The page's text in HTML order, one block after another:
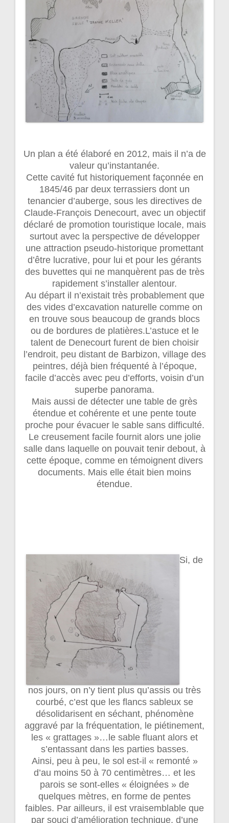
Un plan a été élaboré en 2012, mais il n’a de
valeur qu’instantanée.
Cette cavité fut historiquement façonnée en
1845/46 par deux terrassiers dont un
tenancier d’auberge, sous les directives de
Claude-François Denecourt, avec un objectif
déclaré de promotion touristique locale, mais
surtout avec la perspective de développer
une attraction pseudo-historique promettant
d’être lucrative, pour lui et pour les gérants
des buvettes qui ne manquèrent pas de très
rapidement s’installer alentour.
Au départ il n’existait très probablement que
des vides d’excavation naturelle comme on
en trouve sous beaucoup de grands blocs
ou de bordures de platières.L’astuce et le
talent de Denecourt furent de bien choisir
l’endroit, peu distant de Barbizon, village des
peintres, déjà bien fréquenté à l’époque,
facile d’accès avec peu d’efforts, voisin d’un
superbe panorama.
Mais aussi de détecter une table de grès
étendue et cohérente et une pente toute
proche pour évacuer le sable sans difficulté.
Le creusement facile fournit alors une jolie
salle dans laquelle on pouvait tenir debout, à
cette époque, comme en témoignent divers
documents. Mais elle était bien moins
étendue.
Si, de
nos jours, on n’y tient plus qu’assis ou très
courbé, c’est que les flancs sableux se
désolidarisent en séchant, phénomène
aggravé par la fréquentation, le piétinement,
les « grattages »…le sable fluant alors et
s’entassant dans les parties basses.
Ainsi, peu à peu, le sol est-il « remonté »
d’au moins 50 à 70 centimètres… et les
parois se sont-elles « éloignées » de
quelques mètres, en forme de pentes
faibles. Par ailleurs, il est vraisemblable que
par souci d’amélioration technique, d’une